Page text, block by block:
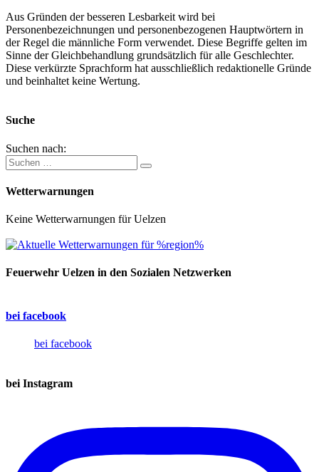
Aus Gründen der besseren Lesbarkeit wird bei
Personenbezeichnungen und personenbezogenen Hauptwörtern in
der Regel die männliche Form verwendet. Diese Begriffe gelten im
Sinne der Gleichbehandlung grundsätzlich für alle Geschlechter.
Diese verkürzte Sprachform hat ausschließlich redaktionelle Gründe
und beinhaltet keine Wertung.
Suche
Suchen nach:
Wetterwarnungen
Keine Wetterwarnungen für Uelzen
Feuerwehr Uelzen in den Sozialen Netzwerken
bei facebook
bei facebook
bei Instagram